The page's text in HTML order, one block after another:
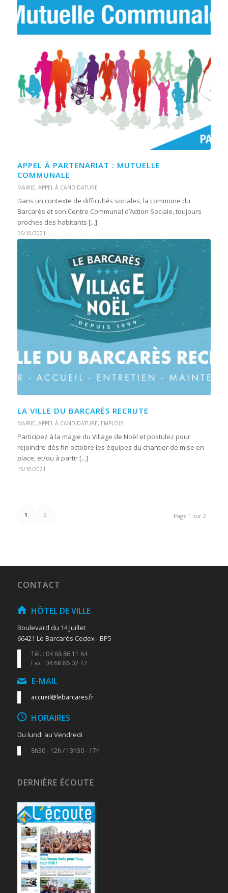
APPEL À PARTENARIAT : MUTUELLE
COMMUNALE
MAIRIE, APPEL À CANDIDATURE
Dans un contexte de difficultés sociales, la commune du
Barcarès et son Centre Communal d’Action Sociale, toujours
proches des habitants [...]
26/10/2021
LA VILLE DU BARCARÈS RECRUTE
MAIRIE, APPEL À CANDIDATURE, EMPLOIS
Participez à la magie du Village de Noël et postulez pour
rejoindre dès fin octobre les équipes du chantier de mise en
place, et/ou à partir [...]
15/10/2021
Page 1 sur 2
1 2
CONTACT
HÔTEL DE VILLE
Boulevard du 14 Juillet
66421 Le Barcarès Cedex - BP5
Tél. : 04 68 86 11 64
Fax : 04 68 86 02 72
E-MAIL
accueil@lebarcares.fr
HORAIRES
Du lundi au Vendredi
8h30 - 12h / 13h30 - 17h
DERNIÈRE ÉCOUTE